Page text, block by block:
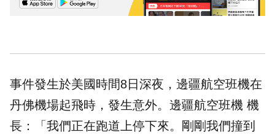
事件發生於美國時間8日深夜，邊疆航空班機在
丹佛機場起飛時，發生意外。邊疆航空班機 機
長：「我們正在跑道上停下來。剛剛我們撞到